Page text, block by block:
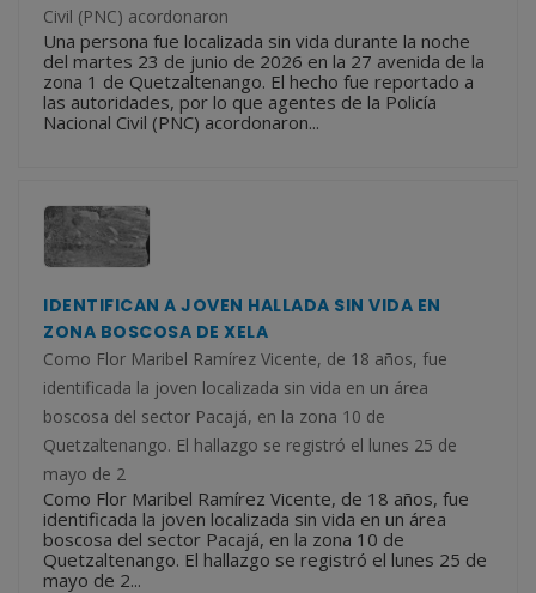
Civil (PNC) acordonaron
Una persona fue localizada sin vida durante la noche
del martes 23 de junio de 2026 en la 27 avenida de la
zona 1 de Quetzaltenango. El hecho fue reportado a
las autoridades, por lo que agentes de la Policía
Nacional Civil (PNC) acordonaron...
IDENTIFICAN A JOVEN HALLADA SIN VIDA EN
ZONA BOSCOSA DE XELA
Como Flor Maribel Ramírez Vicente, de 18 años, fue
identificada la joven localizada sin vida en un área
boscosa del sector Pacajá, en la zona 10 de
Quetzaltenango. El hallazgo se registró el lunes 25 de
mayo de 2
Como Flor Maribel Ramírez Vicente, de 18 años, fue
identificada la joven localizada sin vida en un área
boscosa del sector Pacajá, en la zona 10 de
Quetzaltenango. El hallazgo se registró el lunes 25 de
mayo de 2...